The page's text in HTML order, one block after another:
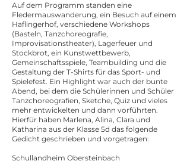
Auf dem Programm standen eine
Fledermauswanderung, ein Besuch auf einem
Haflingerhof, verschiedene Workshops
(Basteln, Tanzchoreografie,
Improvisationstheater), Lagerfeuer und
Stockbrot, ein Kunstwettbewerb,
Gemeinschaftsspiele, Teambuilding und die
Gestaltung der T-Shirts für das Sport- und
Spielefest. Ein Highlight war auch der bunte
Abend, bei dem die Schülerinnen und Schüler
Tanzchoreografien, Sketche, Quiz und vieles
mehr entwickelten und dann vorführten.
Hierfür haben Marlena, Alina, Clara und
Katharina aus der Klasse 5d das folgende
Gedicht geschrieben und vorgetragen:
Schullandheim Obersteinbach